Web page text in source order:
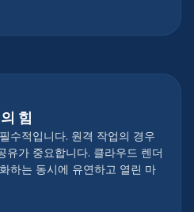
힘
수적입니다. 원격 작업의 경우
유가 중요합니다. 클라우드 렌더
하는 동시에 유연하고 열린 마